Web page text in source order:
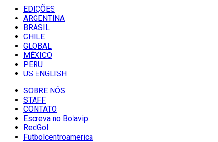
EDIÇÕES
ARGENTINA
BRASIL
CHILE
GLOBAL
MÉXICO
PERU
US ENGLISH
SOBRE NÓS
STAFF
CONTATO
Escreva no Bolavip
RedGol
Futbolcentroamerica